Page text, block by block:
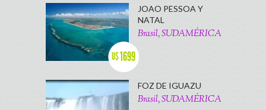
U$1699
JOAO PESSOA Y
NATAL
Brasil, SUDAMÉRICA
FOZ DE IGUAZU
Brasil, SUDAMÉRICA